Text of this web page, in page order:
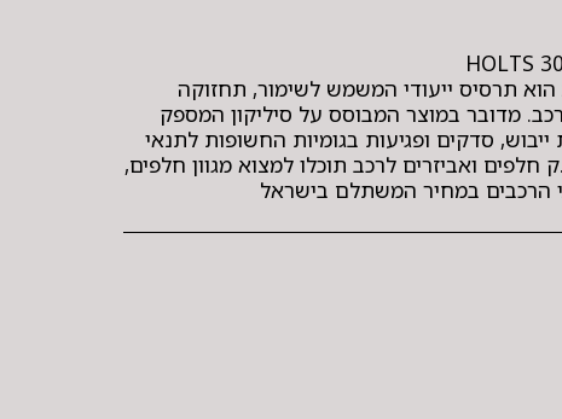
הוא תרסיס ייעודי המשמש לשימור, תחזוקה
מדובר במוצר המבוסס על סיליקון המספק
סדקים ופגיעות בגומיות החשופות לתנאי
ואביזרים לרכב תוכלו למצוא מגוון חלפים,
הרכבים במחיר המשתלם בישראל